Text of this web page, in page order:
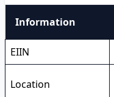
Information
EIIN
Location